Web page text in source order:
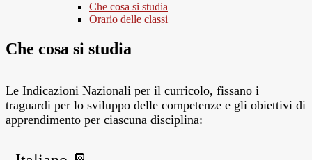
Che cosa si studia
Orario delle classi
Che cosa si studia
Le Indicazioni Nazionali per il curricolo, fissano i
traguardi per lo sviluppo delle competenze e gli obiettivi di
apprendimento per ciascuna disciplina: